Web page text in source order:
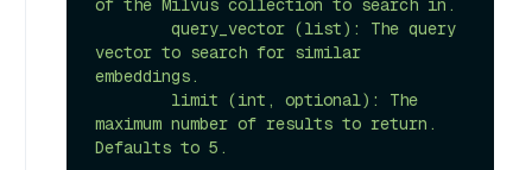
of the Milvus collection to search in.
vector to search for similar
embeddings.
maximum number of results to return.
Defaults to 5.